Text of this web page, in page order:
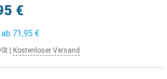
€
71,95 €
Kostenloser Versand